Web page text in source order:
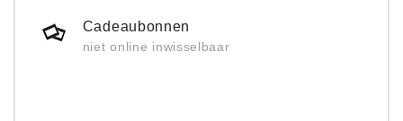
Cadeaubonnen
niet online inwisselbaar